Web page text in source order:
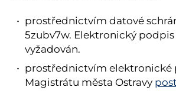
prostřednictvím datové
5zubv7w. Elektronický
vyžadován.
prostřednictvím elektronické
Magistrátu města Ostravy